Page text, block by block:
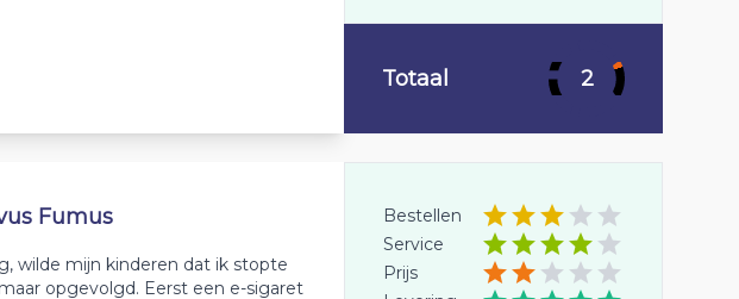
Totaal 2
Fumus
wilde mijn kinderen dat ik stopte
opgevolgd. Eerst een e-sigaret
Bestellen
Service
Prijs